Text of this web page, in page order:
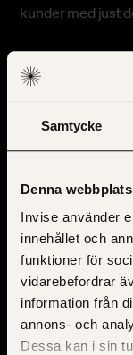
Samtycke
Denna
Invise använder
innehållet och
funktioner för
vidarebefordrar
information från
annons- och
Dessa kan i sin
kunder med just